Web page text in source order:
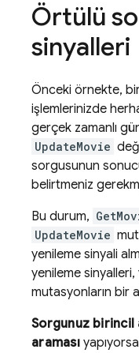
Örtülü
sinyalleri
Önceki örnekte,
işlemlerinizde
gerçek zamanlı
UpdateMovie
sorgusunun
belirtmeniz
Bu durum,
UpdateMovie
yenileme sinyali
yenileme
mutasyonların bir
Sorgunuz birincil
araması